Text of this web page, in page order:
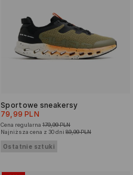
Sportowe sneakersy
79,99 PLN
Cena regularna 179,99 PLN
Najniższa cena z 30 dni 89,99 PLN
Ostatnie sztuki